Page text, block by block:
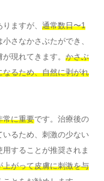
ますが、 通常数日〜1
さなかさぶたができ、
現れてきます。 かさぶ
るため、自然に剥がれ
常に重要です。治療後の
るため、刺激の少ない
することが推奨されま
がって皮膚に刺激を与